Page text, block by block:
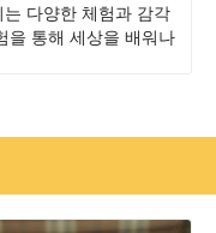
는 다양한 체험과 감각
을 통해 세상을 배워나